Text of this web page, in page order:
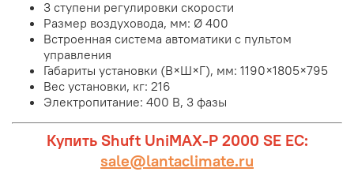
3 ступени регулировки скорости
Размер воздуховода, мм: Ø 400
Встроенная система автоматики с пультом
управления
Габариты установки (В×Ш×Г), мм: 1190×1805×795
Вес установки, кг: 216
Электропитание: 400 В, 3 фазы
Купить Shuft UniMAX-P 2000 SE EC:
sale@lantaclimate.ru